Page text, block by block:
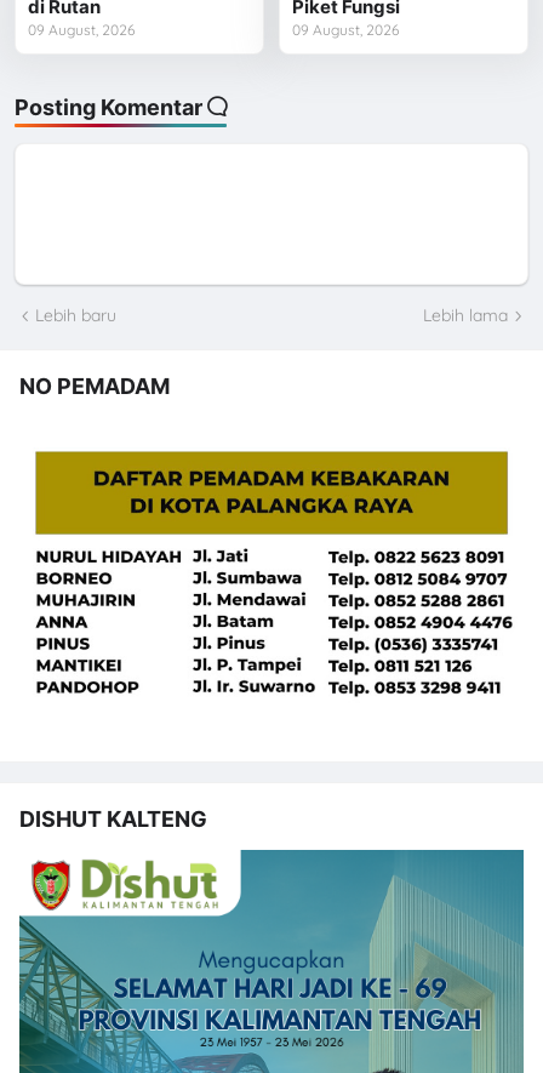
di Rutan
09 August, 2026
Piket Fungsi
09 August, 2026
Posting Komentar
Lebih baru Lebih lama
NO PEMADAM
DISHUT KALTENG